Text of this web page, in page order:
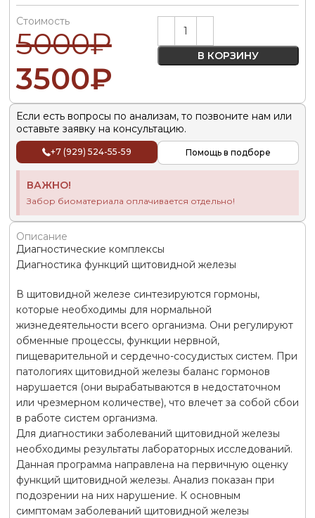
Стоимость
5000₽
3500₽
В КОРЗИНУ
Alternative:
Если есть вопросы по анализам, то позвоните нам или
оставьте заявку на консультацию.
+7 (929) 524-55-59 Помощь в подборе
ВАЖНО!
Забор биоматериала оплачивается отдельно!
Описание
Диагностические комплексы
Диагностика функций щитовидной железы
В щитовидной железе синтезируются гормоны,
которые необходимы для нормальной
жизнедеятельности всего организма. Они регулируют
обменные процессы, функции нервной,
пищеварительной и сердечно-сосудистых систем. При
патологиях щитовидной железы баланс гормонов
нарушается (они вырабатываются в недостаточном
или чрезмерном количестве), что влечет за собой сбои
в работе систем организма.
Для диагностики заболеваний щитовидной железы
необходимы результаты лабораторных исследований.
Данная программа направлена на первичную оценку
функций щитовидной железы. Анализ показан при
подозрении на них нарушение. К основным
симптомам заболеваний щитовидной железы